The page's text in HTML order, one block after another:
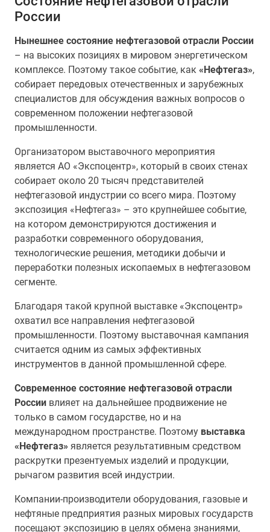
России
Нынешнее состояние нефтегазовой отрасли России
– на высоких позициях в мировом энергетическом
комплексе. Поэтому такое событие, как «Нефтегаз»,
собирает передовых отечественных и зарубежных
специалистов для обсуждения важных вопросов о
современном положении нефтегазовой
промышленности.
Организатором выставочного мероприятия
является АО «Экспоцентр», который в своих стенах
собирает около 20 тысяч представителей
нефтегазовой индустрии со всего мира. Поэтому
экспозиция «Нефтегаз» – это крупнейшее событие,
на котором демонстрируются достижения и
разработки современного оборудования,
технологические решения, методики добычи и
переработки полезных ископаемых в нефтегазовом
сегменте.
Благодаря такой крупной выставке «Экспоцентр»
охватил все направления нефтегазовой
промышленности. Поэтому выставочная кампания
считается одним из самых эффективных
инструментов в данной промышленной сфере.
Современное состояние нефтегазовой отрасли
России влияет на дальнейшее продвижение не
только в самом государстве, но и на
международном пространстве. Поэтому выставка
«Нефтегаз» является результативным средством
раскрутки презентуемых изделий и продукции,
рычагом развития всей индустрии.
Компании-производители оборудования, газовые и
нефтяные предприятия разных мировых государств
посещают экспозицию в целях обмена знаниями,